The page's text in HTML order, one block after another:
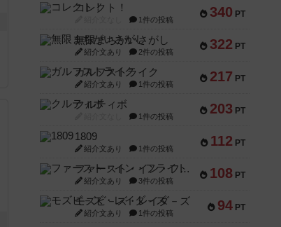
340 PT
コレクト！
1件の投稿
322 PT
無限まちがいさがし
紹介文あり 2件の投稿
217 PT
ガルフストライク
紹介文あり 1件の投稿
203 PT
クルティボ
1件の投稿
112 PT
1809
紹介文あり 1件の投稿
108 PT
ファースト・イン・フライト
紹介文あり 3件の投稿
94 PT
モズビ－ズ・レイダ－ズ
紹介文あり 1件の投稿